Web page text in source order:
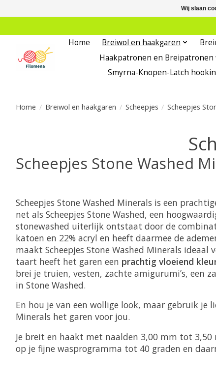
Home Breiwol en haakgaren
Haakpatronen en Breipatronen
Smyrna-Knopen-Latch
Home / Breiwol en haakgaren / Scheepjes / Scheepjes
Scheepjes Stone Washed
Scheepjes Stone Washed Minerals is een
net als Scheepjes Stone Washed, een
stonewashed uiterlijk ontstaat door de
katoen en 22% acryl en heeft daarmee de
maakt Scheepjes Stone Washed Minerals
taart heeft het garen een prachtig vloeiend
brei je truien, vesten, zachte amigurumi’s, een
in Stone Washed.
En hou je van een wollige look, maar gebruik je
Minerals het garen voor jou.
Je breit en haakt met naalden 3,00 mm tot 3,50
op je fijne wasprogramma tot 40 graden en
Wij slaan